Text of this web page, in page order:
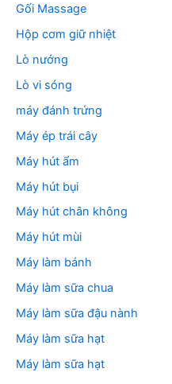
Gối Massage
Hộp cơm giữ nhiệt
Lò nướng
Lò vi sóng
máy đánh trứng
Máy ép trái cây
Máy hút ẩm
Máy hút bụi
Máy hút chân không
Máy hút mùi
Máy làm bánh
Máy làm sữa chua
Máy làm sữa đậu nành
Máy làm sữa hạt
Máy làm sữa hạt